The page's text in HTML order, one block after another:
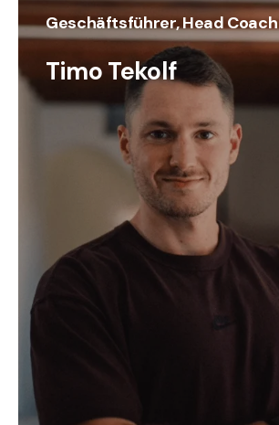
Geschäftsführer, Head Coach
Timo Tekolf